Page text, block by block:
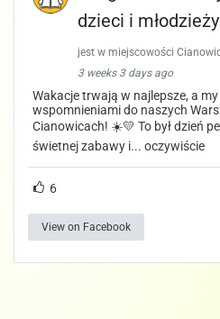
dzieci i młodzieży
jest w miejscowości
3 weeks 3 days ago
Wakacje trwają w najlepsze, a
wspomnieniami do naszych
Cianowicach! ☀️💛 To był dzień
świetnej zabawy i... oczywiście
6
View on Facebook